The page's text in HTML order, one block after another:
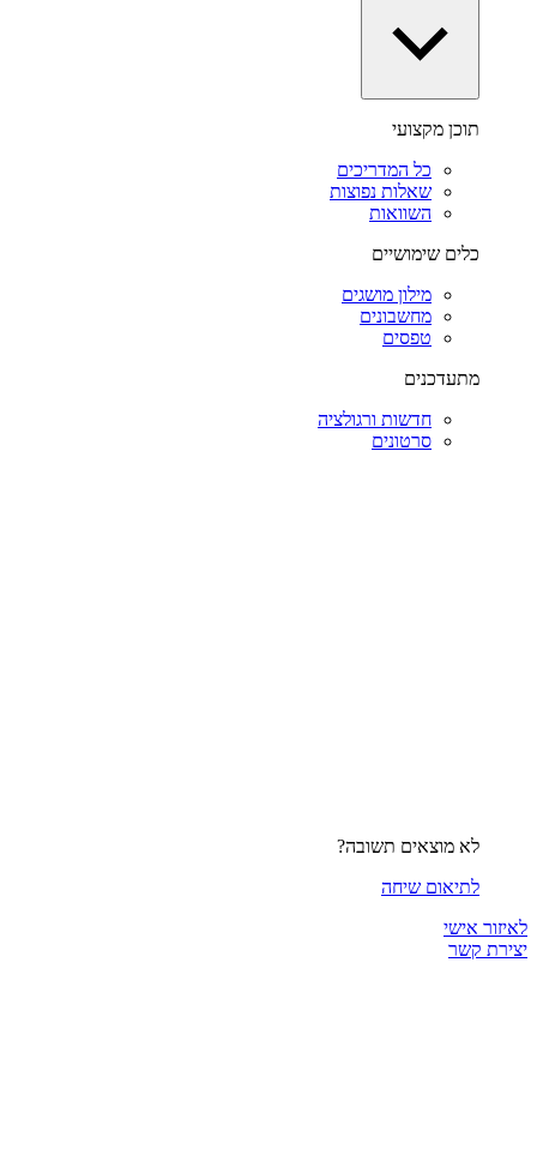
תוכן מקצועי
כל המדריכים
שאלות נפוצות
השוואות
כלים שימושיים
מילון מושגים
מחשבונים
טפסים
מתעדכנים
חדשות ורגולציה
סרטונים
לא מוצאים תשובה?
לתיאום שיחה
לאיזור אישי
יצירת קשר